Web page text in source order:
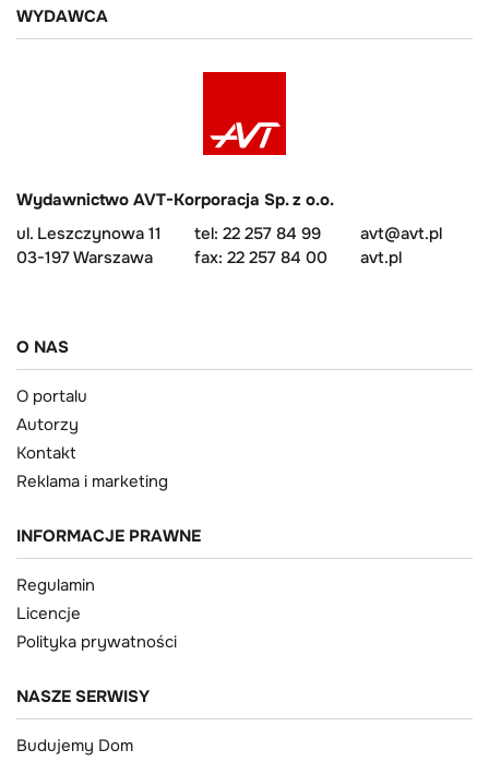
WYDAWCA
Wydawnictwo AVT-Korporacja Sp. z o.o.
ul. Leszczynowa 11
03-197 Warszawa
tel: 22 257 84 99
fax: 22 257 84 00
avt@avt.pl
avt.pl
O NAS
O portalu
Autorzy
Kontakt
Reklama i marketing
INFORMACJE PRAWNE
Regulamin
Licencje
Polityka prywatności
NASZE SERWISY
Budujemy Dom